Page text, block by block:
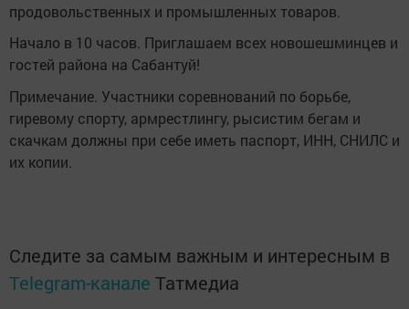
продовольственных и промышленных товаров.
Начало в 10 часов. Приглашаем всех новошешминцев и
гостей района на Сабантуй!
Примечание. Участники соревнований по борьбе,
гиревому спорту, армрестлингу, рысистим бегам и
скачкам должны при себе иметь паспорт, ИНН, СНИЛС и
их копии.
Следите за самым важным и интересным в
Telegram-канале Татмедиа